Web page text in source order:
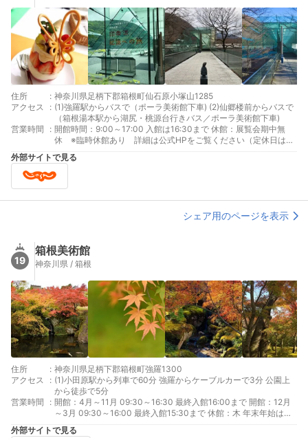
住所 : 神奈川県足柄下郡箱根町仙石原小塚山1285
アクセス
: (1)強羅駅からバスで（ポーラ美術館下車) (2)仙郷楼前からバスで
（箱根湯本駅から湖尻・桃源台行きバス／ポーラ美術館下車)
営業時間
: 開館時間：9:00～17:00 入館は16:30まで 休館：展覧会期中無
休 ※臨時休館あり 詳細は公式HPをご覧ください（定休日はあ
りませんが、表記変更をしております））
外部サイトで見る
シェア用のページを表示
19
箱根美術館
神奈川県 / 箱根
住所 : 神奈川県足柄下郡箱根町強羅1300
アクセス
: (1)小田原駅から列車で60分 強羅からケーブルカーで3分 公園上
から徒歩で5分
営業時間
: 開館：4月～11月 09:30～16:30 最終入館16:00まで 開館：12月
～3月 09:30～16:00 最終入館15:30まで 休館：木 年末年始は休
館
外部サイトで見る